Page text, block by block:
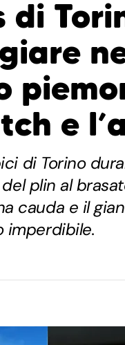
di
e
di Torino
plin al
cauda e il
imperdibile.